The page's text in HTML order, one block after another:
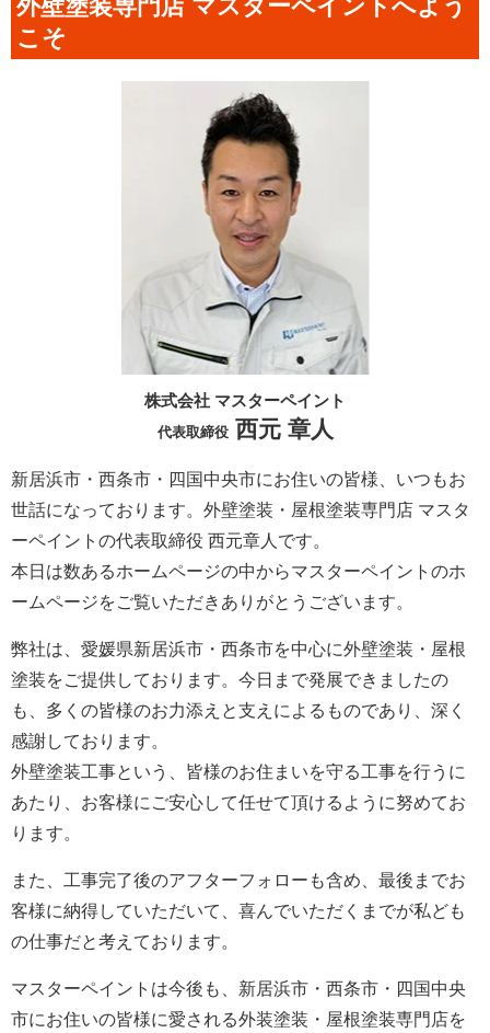
外壁塗装専門店 マスターペイントへよう
こそ
株式会社 マスターペイント
代表取締役西元 章人
新居浜市・西条市・四国中央市にお住いの皆様、いつもお
世話になっております。外壁塗装・屋根塗装専門店 マスタ
ーペイントの代表取締役 西元章人です。
本日は数あるホームページの中からマスターペイントのホ
ームページをご覧いただきありがとうございます。
弊社は、愛媛県新居浜市・西条市を中心に外壁塗装・屋根
塗装をご提供しております。今日まで発展できましたの
も、多くの皆様のお力添えと支えによるものであり、深く
感謝しております。
外壁塗装工事という、皆様のお住まいを守る工事を行うに
あたり、お客様にご安心して任せて頂けるように努めてお
ります。
また、工事完了後のアフターフォローも含め、最後までお
客様に納得していただいて、喜んでいただくまでが私ども
の仕事だと考えております。
マスターペイントは今後も、新居浜市・西条市・四国中央
市にお住いの皆様に愛される外装塗装・屋根塗装専門店を